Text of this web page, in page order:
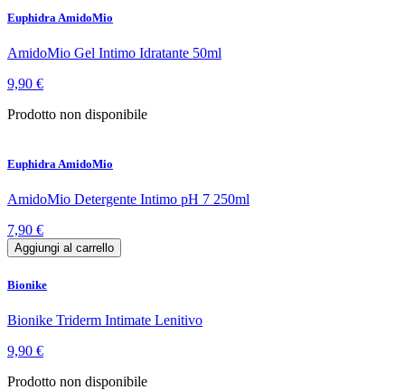
Euphidra AmidoMio
AmidoMio Gel Intimo Idratante 50ml
9,90 €
Prodotto non disponibile
Euphidra AmidoMio
AmidoMio Detergente Intimo pH 7 250ml
7,90 €
Aggiungi al carrello
Bionike
Bionike Triderm Intimate Lenitivo
9,90 €
Prodotto non disponibile